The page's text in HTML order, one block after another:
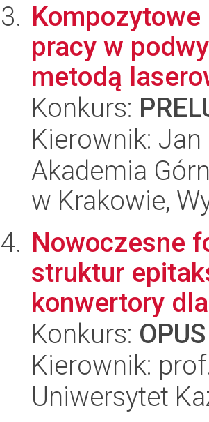
Kompozytowe
pracy w
metodą
Konkurs:
Kierownik:
Akademia
w Krakowie,
Nowoczesne
struktur
konwertory
Konkurs:
Kierownik:
Uniwersytet